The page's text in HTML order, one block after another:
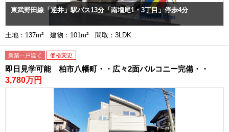
東武野田線「逆井」駅バス13分「南増尾1・3丁目」停歩4分
土地：137m² 建物：101m² 間取：3LDK
新築一戸建て 価格変更
即日見学可能 柏市八幡町・・広々2面バルコニー完備・・
3,780万円